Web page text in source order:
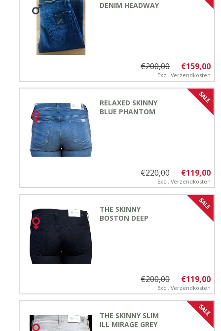
DENIM HEADWAY
€159,00
€200,00
Excl. Verzendkosten
RELAXED SKINNY
BLUE PHANTOM
€119,00
€220,00
Excl. Verzendkosten
THE SKINNY
BOSTON DEEP
€119,00
€200,00
Excl. Verzendkosten
THE SKINNY SLIM
ILL MIRAGE GREY